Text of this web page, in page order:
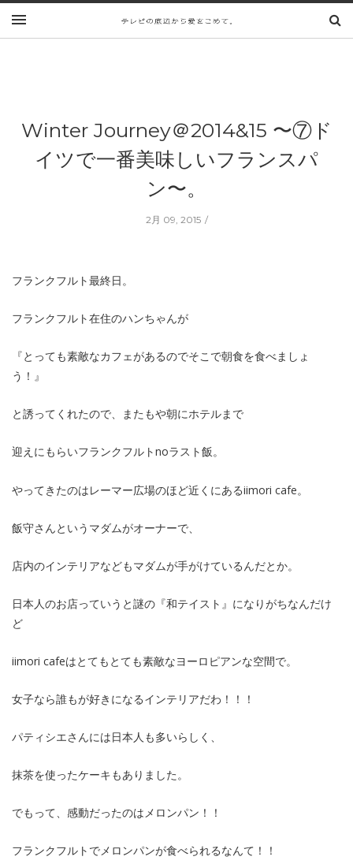
Winter Journey＠2014&15 〜⑦ド
イツで一番美味しいフランスパ
ン〜。
2月 09, 2015
フランクフルト最終日。
フランクフルト在住のハンちゃんが
『とっても素敵なカフェがあるのでそこで朝食を食べましょ
う！』
と誘ってくれたので、またもや朝にホテルまで
迎えにもらいフランクフルトnoラスト飯。
やってきたのはレーマー広場のほど近くにあるiimori cafe。
飯守さんというマダムがオーナーで、
店内のインテリアなどもマダムが手がけているんだとか。
日本人のお店っていうと謎の『和テイスト』になりがちなんだけ
ど
iimori cafeはとてもとても素敵なヨーロピアンな空間で。
女子なら誰もが好きになるインテリアだわ！！！
パティシエさんには日本人も多いらしく、
抹茶を使ったケーキもありました。
でもって、感動だったのはメロンパン！！
フランクフルトでメロンパンが食べられるなんて！！